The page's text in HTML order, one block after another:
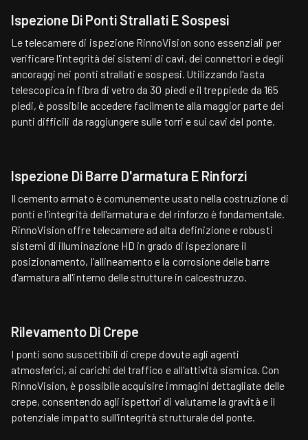
Ispezione Di Ponti Strallati E Sospesi
Le telecamere di ispezione RinnoVision sono essenziali per
verificare l'integrità dei sistemi di cavi, dei connettori e degli
ancoraggi nei ponti strallati e sospesi. Utilizzando l'asta
telescopica in fibra di vetro da 30 piedi e il treppiede da 165
piedi, è possibile accedere facilmente alla maggior parte dei
punti difficili da raggiungere sulle torri e sui cavi del ponte.
Ispezione Di Barre D'armatura E Rinforzi
Il cemento armato è comunemente usato nella costruzione di
ponti e l'integrità dell'armatura e del rinforzo è fondamentale.
RinnoVision offre telecamere ad alta definizione e robusti
sistemi di illuminazione HD in grado di ispezionare il
posizionamento, l'allineamento e la corrosione delle barre
d'armatura all'interno delle strutture in calcestruzzo.
Rilevamento Di Crepe
I ponti sono suscettibili di crepe dovute agli agenti
atmosferici, ai carichi del traffico e all'attività sismica. Con
RinnoVision, è possibile acquisire immagini dettagliate delle
crepe, consentendo agli ispettori di valutarne la gravità e il
potenziale impatto sull'integrità strutturale del ponte.